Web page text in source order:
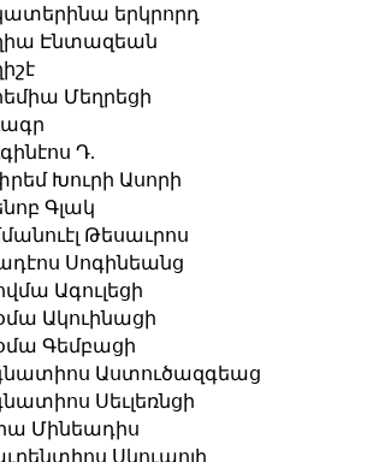
երկրորդ
Էնտազեան
Մեղրեցի
Դ.
Խուրի Ասորի
Գլակ
Թեսաւրոս
Սոգինեանց
Ագուլեցի
Ակուինացի
Գեմբացի
Աստուծազգեաց
Սեւլեռնցի
Մինեադիս
Սկուպոլի